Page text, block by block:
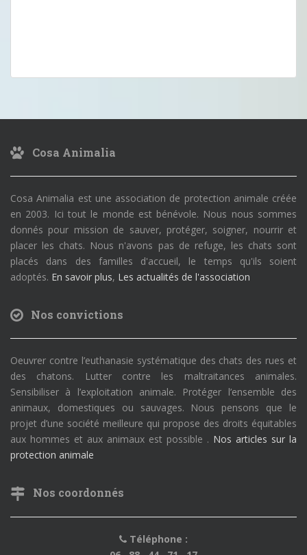
Cosa Animalia
Cosa Animalia est une association de protection animale créée
en 2003. Ici tout le monde est bénévole. Nous nous sommes
donnés pour mission de sauver, protéger, soigner, nourrir et
placer les chats. Nous n'avons pas de refuge, les chats sont
placés dans des familles d'accueil, le temps qu'ils soient
adoptés. En savoir plus, Les actualités de l'association
Nos convictions
Oeuvrer contre l’euthanasie systématique des chats des rues et
des chatons. Lutter contre les maltraitances animales.
Sensibiliser à l’exploitation animale. Protéger l’ensemble des
animaux, domestiques ou sauvages. Nous pensons que le
projet d’une société meilleure qui propose des droits équitables
aux hommes et aux animaux est possible . Nos articles sur la
protection animale
Nos coordonnés
Téléphone :